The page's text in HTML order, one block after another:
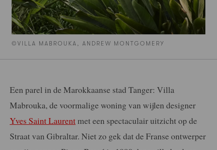
©VILLA MABROUKA, ANDREW MONTGOMERY
Een parel in de Marokkaanse stad Tanger: Villa
Mabrouka, de voormalige woning van wijlen designer
Yves Saint Laurent met een spectaculair uitzicht op de
Straat van Gibraltar. Niet zo gek dat de Franse ontwerper